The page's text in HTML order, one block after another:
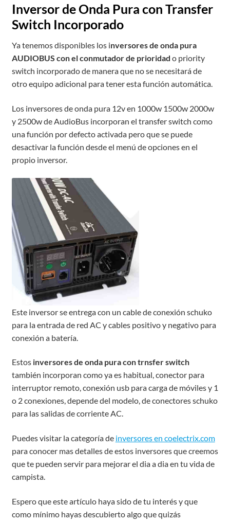
Inversor de Onda Pura con Transfer
Switch Incorporado
Ya tenemos disponibles los inversores de onda pura
AUDIOBUS con el conmutador de prioridad o priority
switch incorporado de manera que no se necesitará de
otro equipo adicional para tener esta función automática.
Los inversores de onda pura 12v en 1000w 1500w 2000w
y 2500w de AudioBus incorporan el transfer switch como
una función por defecto activada pero que se puede
desactivar la función desde el menú de opciones en el
propio inversor.
Este inversor se entrega con un cable de conexión schuko
para la entrada de red AC y cables positivo y negativo para
conexión a batería.
Estos inversores de onda pura con trnsfer switch
también incorporan como ya es habitual, conector para
interruptor remoto, conexión usb para carga de móviles y 1
o 2 conexiones, depende del modelo, de conectores schuko
para las salidas de corriente AC.
Puedes visitar la categoría de inversores en coelectrix.com
para conocer mas detalles de estos inversores que creemos
que te pueden servir para mejorar el dia a dia en tu vida de
campista.
Espero que este artículo haya sido de tu interés y que
como mínimo hayas descubierto algo que quizás